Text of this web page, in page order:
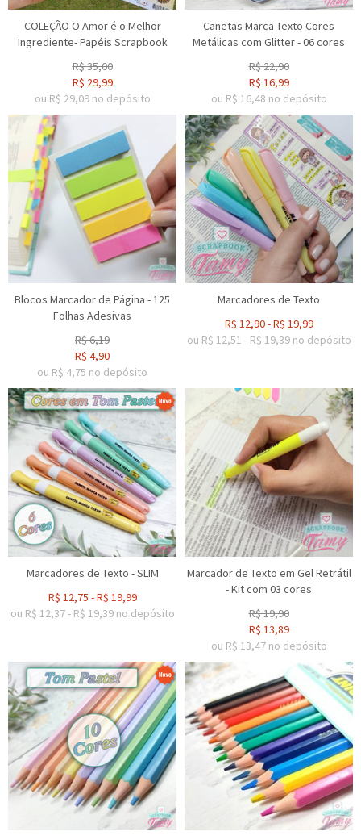
COLEÇÃO O Amor é o Melhor
Ingrediente- Papéis Scrapbook
R$35,00
R$ 29,99
ou R$ 29,09 no depósito
Canetas Marca Texto Cores
Metálicas com Glitter - 06 cores
R$22,90
R$ 16,99
ou R$ 16,48 no depósito
Blocos Marcador de Página - 125
Folhas Adesivas
R$6,19
R$ 4,90
ou R$ 4,75 no depósito
Marcadores de Texto
R$ 12,90-R$ 19,99
ou R$ 12,51 - R$ 19,39 no depósito
Marcadores de Texto - SLIM
R$ 12,75 -R$ 19,99
ou R$ 12,37- R$ 19,39 no depósito
Marcador de Texto em Gel Retrátil
- Kit com 03 cores
R$19,90
R$ 13,89
ou R$ 13,47 no depósito